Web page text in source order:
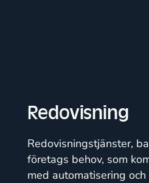
Redovisning
Redovisningstjänster,
företags behov, som
med automatisering